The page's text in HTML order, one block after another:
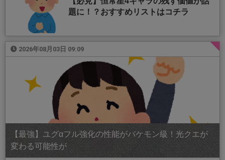
題に！？おすすめリストはコチラ
2026年08月03日 09:09
【最強】ユグαフル強化の性能がバケモン級！光クエが
変わる可能性が